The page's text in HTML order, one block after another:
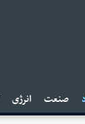
صنعت انرژی